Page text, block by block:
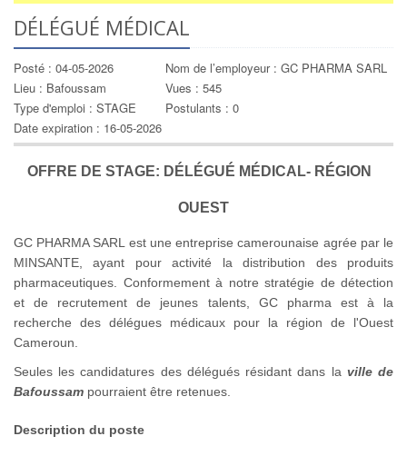
DÉLÉGUÉ MÉDICAL
Posté : 04-05-2026
Nom de l’employeur : GC PHARMA SARL
Lieu : Bafoussam
Vues : 545
Type d'emploi : STAGE
Postulants : 0
Date expiration : 16-05-2026
OFFRE DE STAGE: DÉLÉGUÉ MÉDICAL- RÉGION
OUEST
GC PHARMA SARL est une entreprise camerounaise agrée par le
MINSANTE, ayant pour activité la distribution des produits
pharmaceutiques. Conformement à notre stratégie de détection
et de recrutement de jeunes talents, GC pharma est à la
recherche des délégues médicaux pour la région de l'Ouest
Cameroun.
Seules les candidatures des délégués résidant dans la ville de
Bafoussam pourraient être retenues.
Description du poste